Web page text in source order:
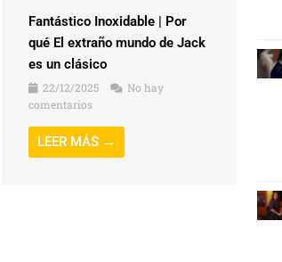
Fantástico Inoxidable | Por
qué El extraño mundo de Jack
es un clásico
22/12/2025
No hay
comentarios
LEER MÁS →